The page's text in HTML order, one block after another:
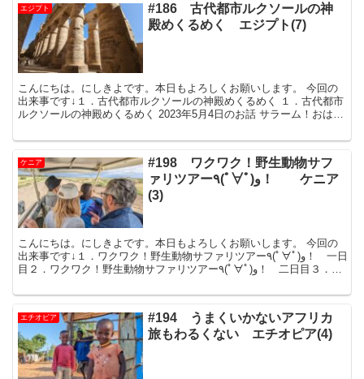
エジプト
#186 古代都市ルクソールの神
殿めくるめく エジプト(7)
こんにちは。にしきよです。本日もよろしくお願いします。 今回の
出来事です↓１．古代都市ルクソールの神殿めくるめく １．古代都市
ルクソールの神殿めくるめく 2023年5月4日のお話 サラーム！おはよ
ケニア
#198 ワクワク！野生動物サフ
ァリツアー٩(ﾟ∀ﾟ)و！ ケニア
(3)
こんにちは。にしきよです。本日もよろしくお願いします。 今回の
出来事です↓１．ワクワク！野生動物サファリツアー٩(ﾟ∀ﾟ)و！ 一日
目２．ワクワク！野生動物サファリツアー٩(ﾟ∀ﾟ)و！ 二日目３．ワ
エチオピア
#194 うまくいかないアフリカ
旅もわるくない エチオピア(4)